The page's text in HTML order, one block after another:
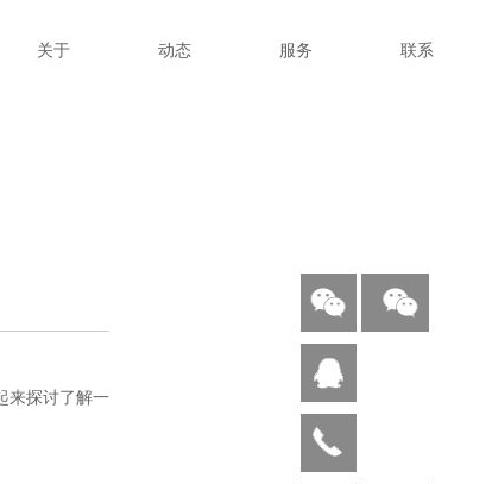
关于 动态 服务 联系
来探讨了解一